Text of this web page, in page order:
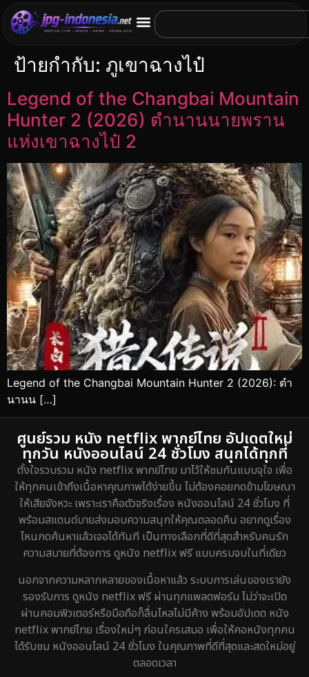
ป้ายกำกับ: ภูเขาฉางไป๋
Legend of the Changbai Mountain
Hunter 2 (2026) ตำนานนายพราน
แห่งเขาฉางไป๋ 2
Legend of the Changbai Mountain Hunter 2 (2026): ตำ
นานน […]
ศูนย์รวม หนัง netflix พากย์ไทย อัปเดตใหม่
ทุกวัน หนังออนไลน์ 24 ชั่วโมง สนุกได้ทุกที่
ตั้งใจรวบรวม หนัง netflix พากย์ไทย มาไว้ให้ชมกันแบบจุใจ เพื่อ
ให้ทุกคนเข้าถึงเนื้อหาคุณภาพได้ง่ายขึ้น ไม่ต้องคอยกดข้ามโฆษณา
ให้เสียจังหวะ เพราะเราคือตัวจริงเรื่อง หนังออนไลน์ 24 ชั่วโมง ที่
พร้อมสแตนด์บายส่งมอบความสนุกให้คุณตลอดคืน อยากดูเรื่อง
ไหนกดค้นหาแล้วเจอได้ทันที เป็นทางเลือกที่ดีที่สุดสำหรับคนรัก
ความสบายที่ต้องการ ดูหนัง netflix ฟรี แบบครบจบในที่เดียว
นอกจากความหลากหลายของเนื้อหาแล้ว ระบบการเล่นของเรายัง
รองรับการ ดูหนัง netflix ฟรี ผ่านทุกแพลตฟอร์ม ไม่ว่าจะเปิด
ผ่านคอมพิวเตอร์หรือมือถือก็ลื่นไหลไม่มีค้าง พร้อมอัปเดต หนัง
netflix พากย์ไทย เรื่องใหม่ๆ ก่อนใครเสมอ เพื่อให้คอหนังทุกคน
ได้รับชม หนังออนไลน์ 24 ชั่วโมง ในคุณภาพที่ดีที่สุดและสดใหม่อยู่
ตลอดเวลา